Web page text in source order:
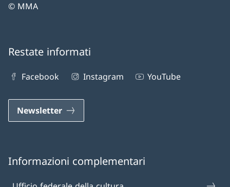
© MMA
Restate informati
Facebook Instagram YouTube
Newsletter
Informazioni complementari